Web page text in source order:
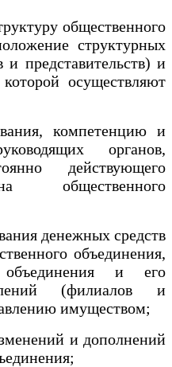
общественного
структурных
представительств) и
осуществляют
компетенцию и
органов,
действующего
общественного
денежных средств
объединения,
объединения и его
(филиалов и
имуществом;
и дополнений